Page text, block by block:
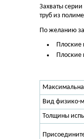
Захваты
труб из
По желанию
Плоские
Плоские
Вид физико-
Толщины